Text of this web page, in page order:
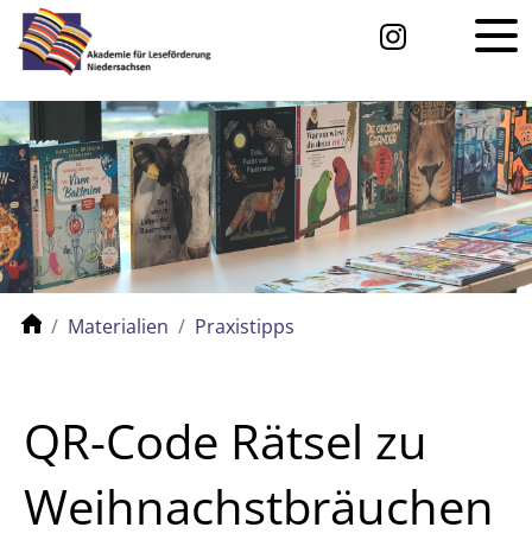
Materialien Praxistipps
QR-Code Rätsel zu
Weihnachstbräuchen